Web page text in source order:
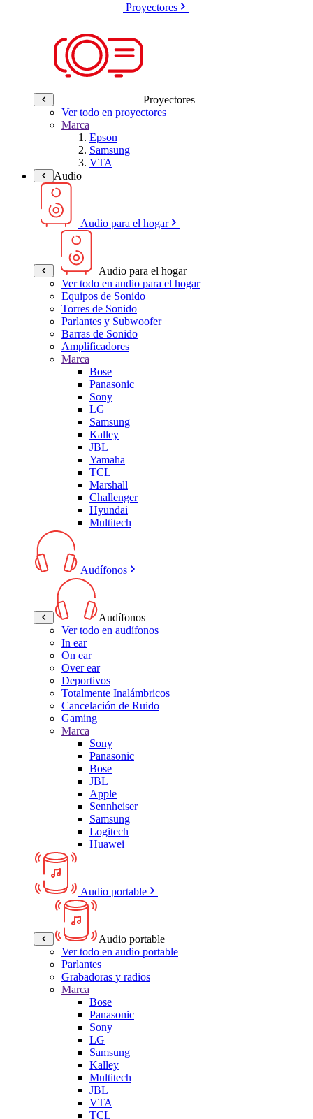
Proyectores
Proyectores
Ver todo en proyectores
Marca
Epson
Samsung
VTA
Audio
Audio para el hogar
Audio para el hogar
Ver todo en audio para el hogar
Equipos de Sonido
Torres de Sonido
Parlantes y Subwoofer
Barras de Sonido
Amplificadores
Marca
Bose
Panasonic
Sony
LG
Samsung
Kalley
JBL
Yamaha
TCL
Marshall
Challenger
Hyundai
Multitech
Audífonos
Audífonos
Ver todo en audífonos
In ear
On ear
Over ear
Deportivos
Totalmente Inalámbricos
Cancelación de Ruido
Gaming
Marca
Sony
Panasonic
Bose
JBL
Apple
Sennheiser
Samsung
Logitech
Huawei
Audio portable
Audio portable
Ver todo en audio portable
Parlantes
Grabadoras y radios
Marca
Bose
Panasonic
Sony
LG
Samsung
Kalley
Multitech
JBL
VTA
TCL